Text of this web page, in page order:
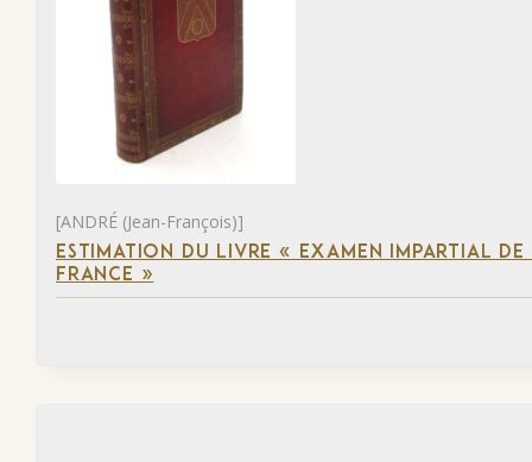
[ANDRÉ (Jean-François)]
ESTIMATION DU LIVRE « EXAMEN IMPARTIAL
FRANCE »